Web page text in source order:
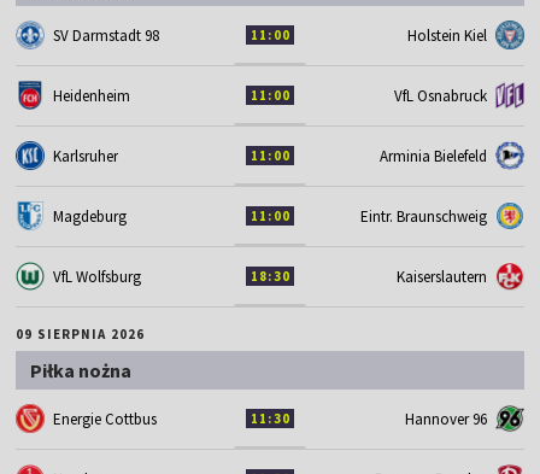
SV Darmstadt 98 11:00 Holstein Kiel
Heidenheim 11:00 VfL Osnabruck
Karlsruher 11:00 Arminia Bielefeld
Magdeburg 11:00 Eintr. Braunschweig
VfL Wolfsburg 18:30 Kaiserslautern
09 SIERPNIA 2026
Piłka nożna
Energie Cottbus 11:30 Hannover 96